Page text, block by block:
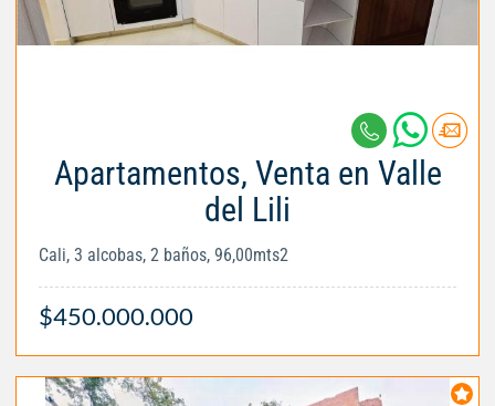
Apartamentos, Venta en Valle
del Lili
Cali, 3 alcobas, 2 baños, 96,00mts2
$450.000.000